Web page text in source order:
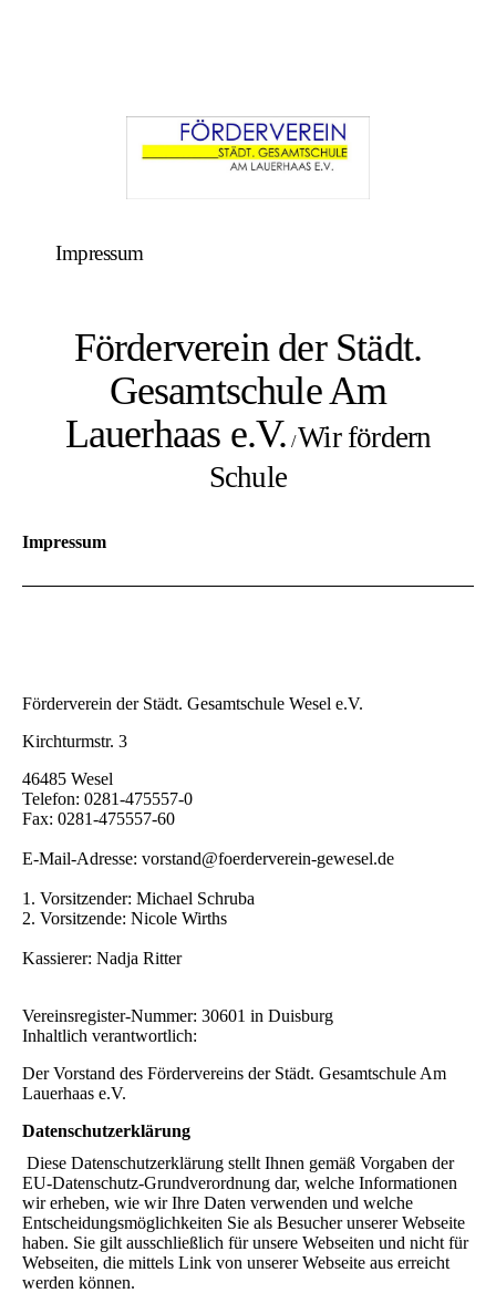
Impressum
Förderverein der Städt.
Gesamtschule Am
Lauerhaas e.V. /Wir fördern
Schule
Impressum
Förderverein der Städt. Gesamtschule Wesel e.V.
Kirchturmstr. 3
46485 Wesel
Telefon: 0281-475557-0
Fax: 0281-475557-60
E-Mail-Adresse: vorstand@foerderverein-gewesel.de
1. Vorsitzender: Michael Schruba
2. Vorsitzende: Nicole Wirths
Kassierer: Nadja Ritter
Vereinsregister-Nummer: 30601 in Duisburg
Inhaltlich verantwortlich:
Der Vorstand des Fördervereins der Städt. Gesamtschule Am
Lauerhaas e.V.
Datenschutzerklärung
Diese Datenschutzerklärung stellt Ihnen gemäß Vorgaben der
EU-Datenschutz-Grundverordnung dar, welche Informationen
wir erheben, wie wir Ihre Daten verwenden und welche
Entscheidungsmöglichkeiten Sie als Besucher unserer Webseite
haben. Sie gilt ausschließlich für unsere Webseiten und nicht für
Webseiten, die mittels Link von unserer Webseite aus erreicht
werden können.